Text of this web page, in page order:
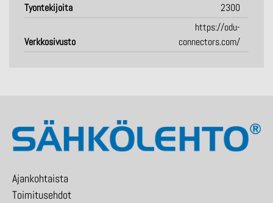
Tyontekijoita
2300
Verkkosivusto
https://odu-
connectors.com/
Ajankohtaista
Toimitusehdot